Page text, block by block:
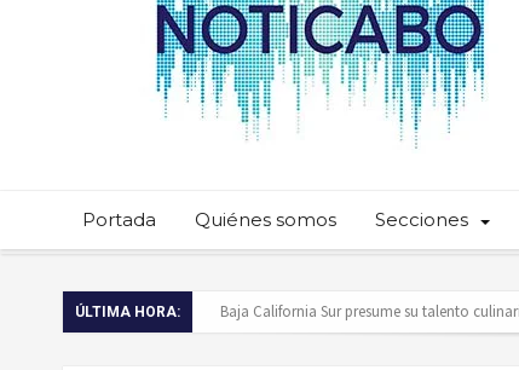
Portada Quiénes somos Secciones
ÚLTIMA HORA:
Servidores públicos realizan recorridos para